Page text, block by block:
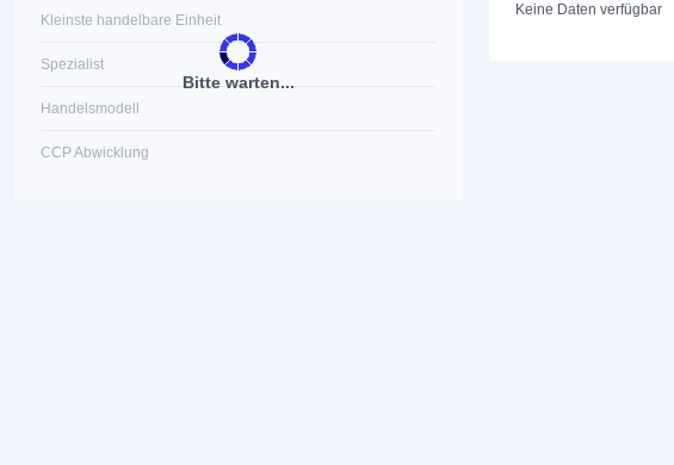
Bitte warten...
Kleinste handelbare Einheit
Spezialist
Handelsmodell
CCP Abwicklung
Keine Daten verfügbar